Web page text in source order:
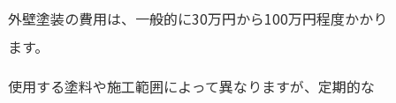
外壁塗装の費用は、一般的に30万円から100万円程度かかり
ます。
使用する塗料や施工範囲によって異なりますが、定期的な